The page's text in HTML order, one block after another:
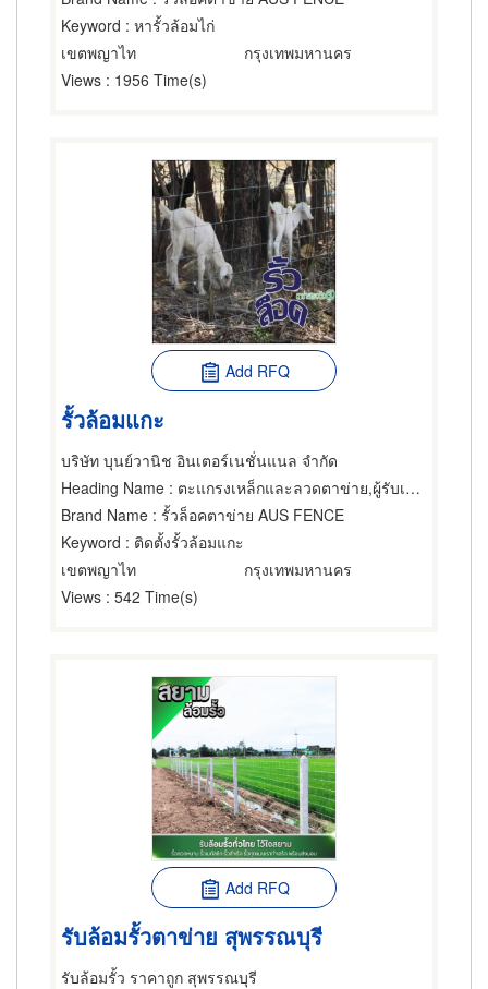
Keyword : หารั้วล้อมไก่
เขตพญาไท
กรุงเทพมหานคร
Views : 1956 Time(s)
Add RFQ
รั้วล้อมแกะ
บริษัท บุนย์วานิช อินเตอร์เนชั่นแนล จำกัด
Heading Name : ตะแกรงเหล็กและลวดตาข่าย,ผู้รับเหมาทำรั้ว,เสาหลักใช้ทำรั้ว
Brand Name : รั้วล็อคตาข่าย AUS FENCE
Keyword : ติดตั้งรั้วล้อมแกะ
เขตพญาไท
กรุงเทพมหานคร
Views : 542 Time(s)
Add RFQ
รับล้อมรั้วตาข่าย สุพรรณบุรี
รับล้อมรั้ว ราคาถูก สุพรรณบุรี